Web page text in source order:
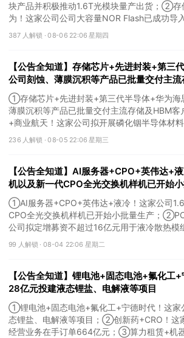
块产品并积极推动1.6T光模块量产出货；②存
为！这家公司公司大容量NOR Flash已成功导
户；③边缘计算+智慧灯杆！公司拟跨界布局
387 人解锁 ·08-06 22:06 星期四
【公告全知道】存储芯片+先进封装+第三
公司刻蚀、薄膜沉积等产品已批量交付主
①存储芯片+先进封装+第三代半导体+华为海
薄膜沉积等产品已批量交付主流存储及HBM
+商业航天！这家公司拟开展磷化铟半导体材
作；③MLCC+光模块+商业航天+军工！公司
用于MLCC相关项目。
236 人解锁 ·08-05 22:06 星期三
【公告全知道】AI服务器+CPO+英伟达+
机以及新一代CPO全光交换机样机已开始
①AI服务器+CPO+英伟达+液冷！这家公司
CPO全光交换机样机已开始小批量生产；
公司拟定增募资不超过16亿元用于液冷散热
+云计算+华为鲲鹏！公司签署超46亿元算力服
99 人解锁 · 08-04 22:06 星期二
【公告全知道】锂电池+固态电池+氟化工
28亿元投建液态锂盐、电解液等项目
①锂电池+固态电池+氟化工+宁德时代！这家
态锂盐、电解液等项目；②创新药+CRO！这
经营业务在手订单664亿元；③算力租赁+机